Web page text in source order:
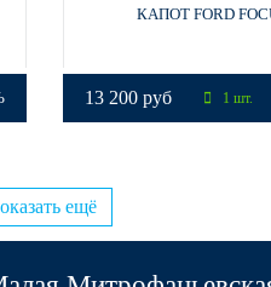
КАПОТ FORD
13 200 руб 1 шт.
ещё